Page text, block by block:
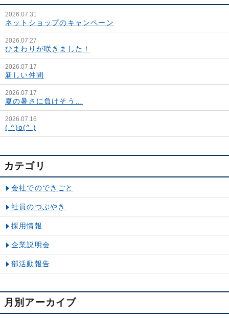
2026.07.31
ネットショップのキャンペーン
2026.07.27
ひまわりが咲きました！
2026.07.17
新しい仲間
2026.07.17
夏の暑さに負けそう…
2026.07.16
( ^)o(^ )
カテゴリ
会社でのできごと
社員のつぶやき
採用情報
企業説明会
部活動報告
月別アーカイブ